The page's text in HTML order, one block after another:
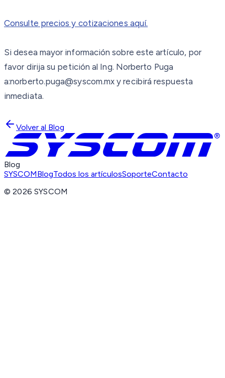
Consulte precios y cotizaciones aquí.
Si desea mayor información sobre este artículo, por
favor dirija su petición al Ing. Norberto Puga
a:norberto.puga@syscom.mx y recibirá respuesta
inmediata.
Volver al Blog
Blog
SYSCOMBlogTodos los artículosSoporteContacto
©2026 SYSCOM